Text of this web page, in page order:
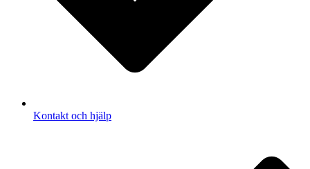
Kontakt och hjälp